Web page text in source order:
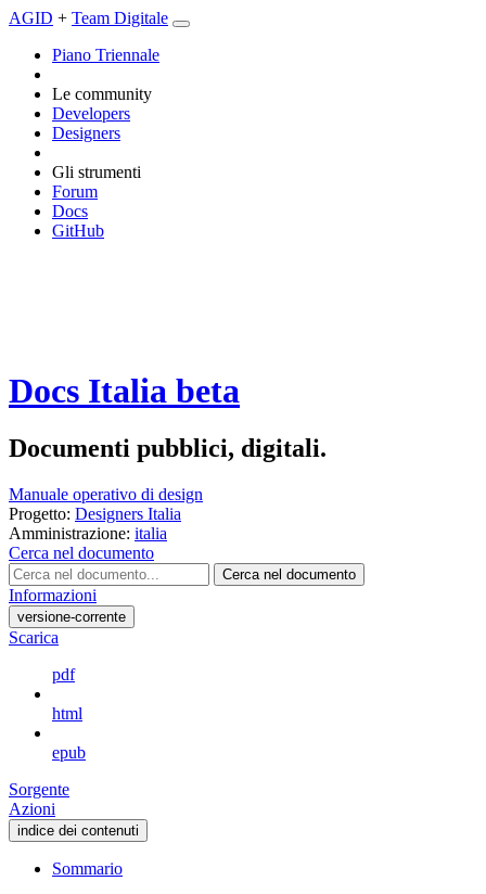
AGID + Team Digitale
Piano Triennale
Le community
Developers
Designers
Gli strumenti
Forum
Docs
GitHub
Docs Italia beta
Documenti pubblici, digitali.
Manuale operativo di design
Progetto: Designers Italia
Amministrazione: italia
Cerca nel documento
Cerca nel documento
Informazioni
versione-corrente
Scarica
pdf
html
epub
Sorgente
Azioni
indice dei contenuti
Sommario